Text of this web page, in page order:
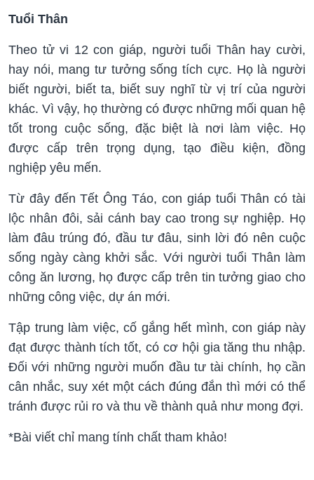
Tuổi Thân
Theo tử vi 12 con giáp, người tuổi Thân hay cười,
hay nói, mang tư tưởng sống tích cực. Họ là người
biết người, biết ta, biết suy nghĩ từ vị trí của người
khác. Vì vậy, họ thường có được những mối quan hệ
tốt trong cuộc sống, đặc biệt là nơi làm việc. Họ
được cấp trên trọng dụng, tạo điều kiện, đồng
nghiệp yêu mến.
Từ đây đến Tết Ông Táo, con giáp tuổi Thân có tài
lộc nhân đôi, sải cánh bay cao trong sự nghiệp. Họ
làm đâu trúng đó, đầu tư đâu, sinh lời đó nên cuộc
sống ngày càng khởi sắc. Với người tuổi Thân làm
công ăn lương, họ được cấp trên tin tưởng giao cho
những công việc, dự án mới.
Tập trung làm việc, cố gắng hết mình, con giáp này
đạt được thành tích tốt, có cơ hội gia tăng thu nhập.
Đối với những người muốn đầu tư tài chính, họ cần
cân nhắc, suy xét một cách đúng đắn thì mới có thể
tránh được rủi ro và thu về thành quả như mong đợi.
*Bài viết chỉ mang tính chất tham khảo!